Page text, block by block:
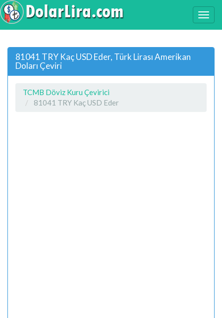
81041 TRY Kaç USD Eder, Türk Lirası Amerikan
Doları Çeviri
TCMB Döviz Kuru Çevirici
81041 TRY Kaç USD Eder